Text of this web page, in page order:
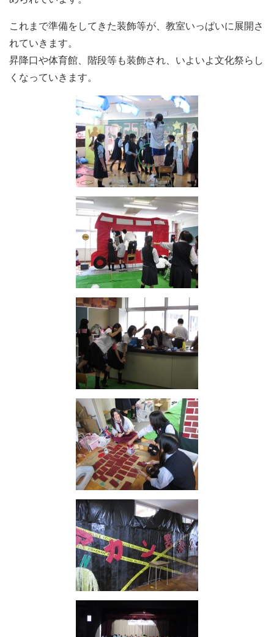
これまで準備をしてきた装飾等が、教室いっぱいに展開さ
れていきます。
昇降口や体育館、階段等も装飾され、いよいよ文化祭らし
くなっていきます。